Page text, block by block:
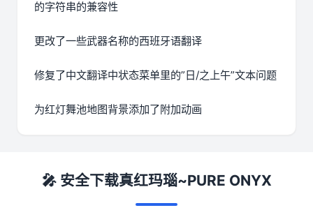
的字符串的兼容性
更改了一些武器名称的西班牙语翻译
修复了中文翻译中状态菜单里的”日/之上午”文本问题
为红灯舞池地图背景添加了附加动画
🎤 安全下载真红玛瑙~PURE ONYX